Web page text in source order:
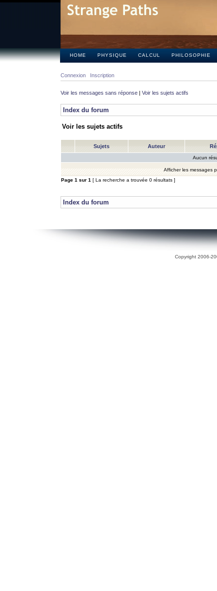
HOME PHYSIQUE CALCUL PHILOSOPHIE
Connexion Inscription
Voir les messages sans réponse | Voir les sujets actifs
Index du forum
Voir les sujets actifs
Sujets Auteur
Aucun
Afficher les messages
Page 1 sur 1 [ La recherche a trouvée 0 résultats ]
Index du forum
Copyright 2006-